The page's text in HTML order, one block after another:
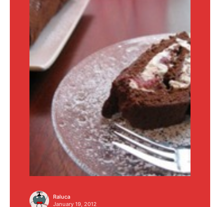
Raluca
January 19, 2012